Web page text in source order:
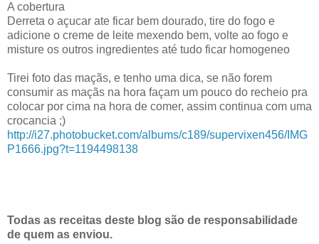
A cobertura
Derreta o açucar ate ficar bem dourado, tire do fogo e
adicione o creme de leite mexendo bem, volte ao fogo e
misture os outros ingredientes até tudo ficar homogeneo
Tirei foto das maçãs, e tenho uma dica, se não forem
consumir as maçãs na hora façam um pouco do recheio pra
colocar por cima na hora de comer, assim continua com uma
crocancia ;)
http://i27.photobucket.com/albums/c189/supervixen456/IMG
P1666.jpg?t=1194498138
Todas as receitas deste blog são de responsabilidade
de quem as enviou.